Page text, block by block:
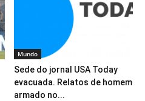
Mundo
Sede do jornal USA Today
evacuada. Relatos de homem
armado no...